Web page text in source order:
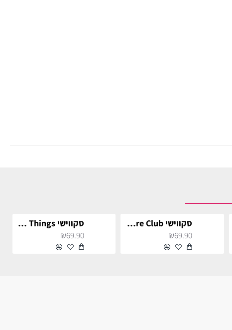
סקווישי Stranger Things - Hellfire Club
₪69.90
סקווישי Stranger Things - אילבן
₪69.90